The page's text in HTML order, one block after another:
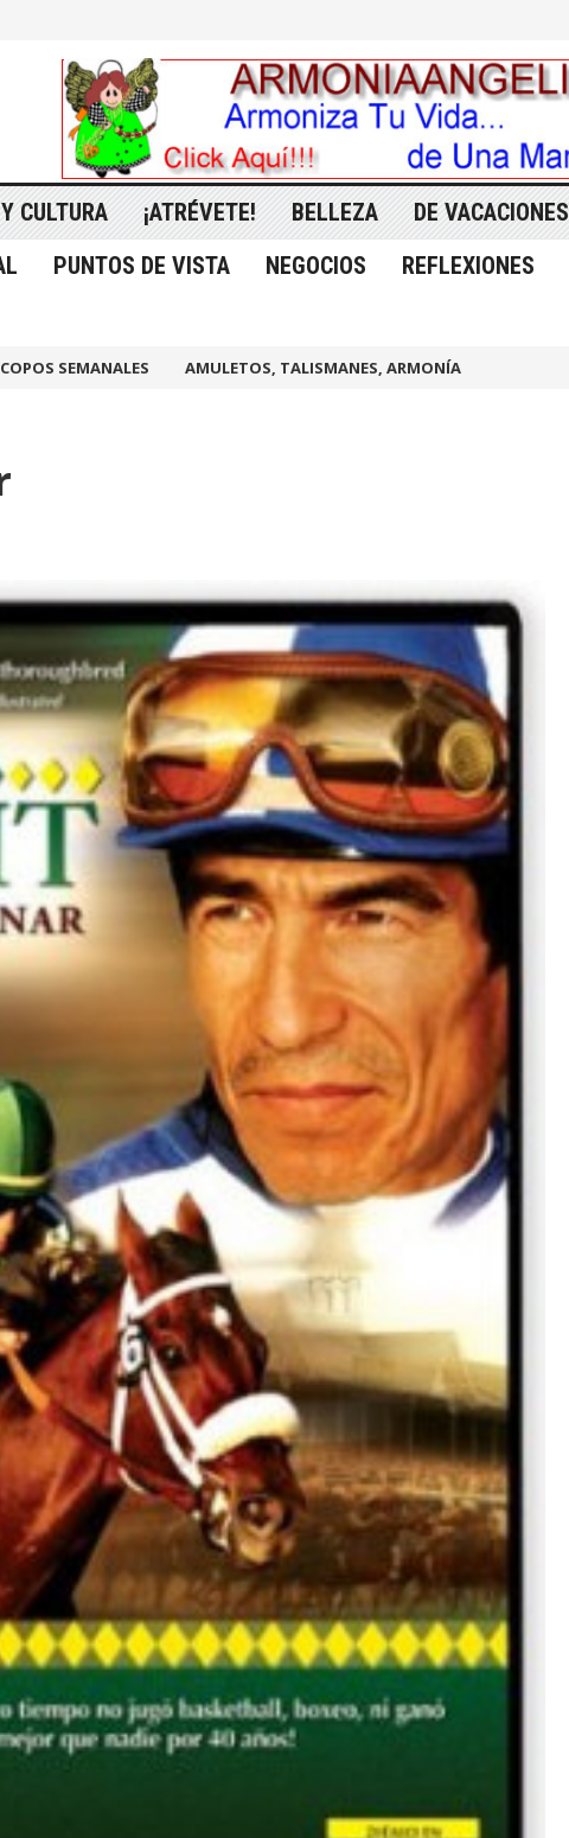
CULTURA ¡ATRÉVETE! BELLEZA DE VACACIONES
PUNTOS DE VISTA NEGOCIOS REFLEXIONES
SEMANALES AMULETOS, TALISMANES, ARMONÍA